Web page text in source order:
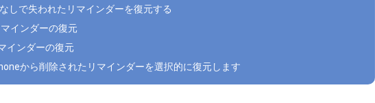
しで失われたリマインダーを復元する
インダーの復元
インダーの復元
から削除されたリマインダーを選択的に復元します